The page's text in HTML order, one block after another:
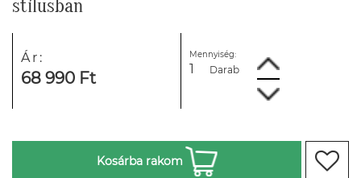
stílusban
Ár:
68 990 Ft
Mennyiség:
Darab
Kosárba rakom